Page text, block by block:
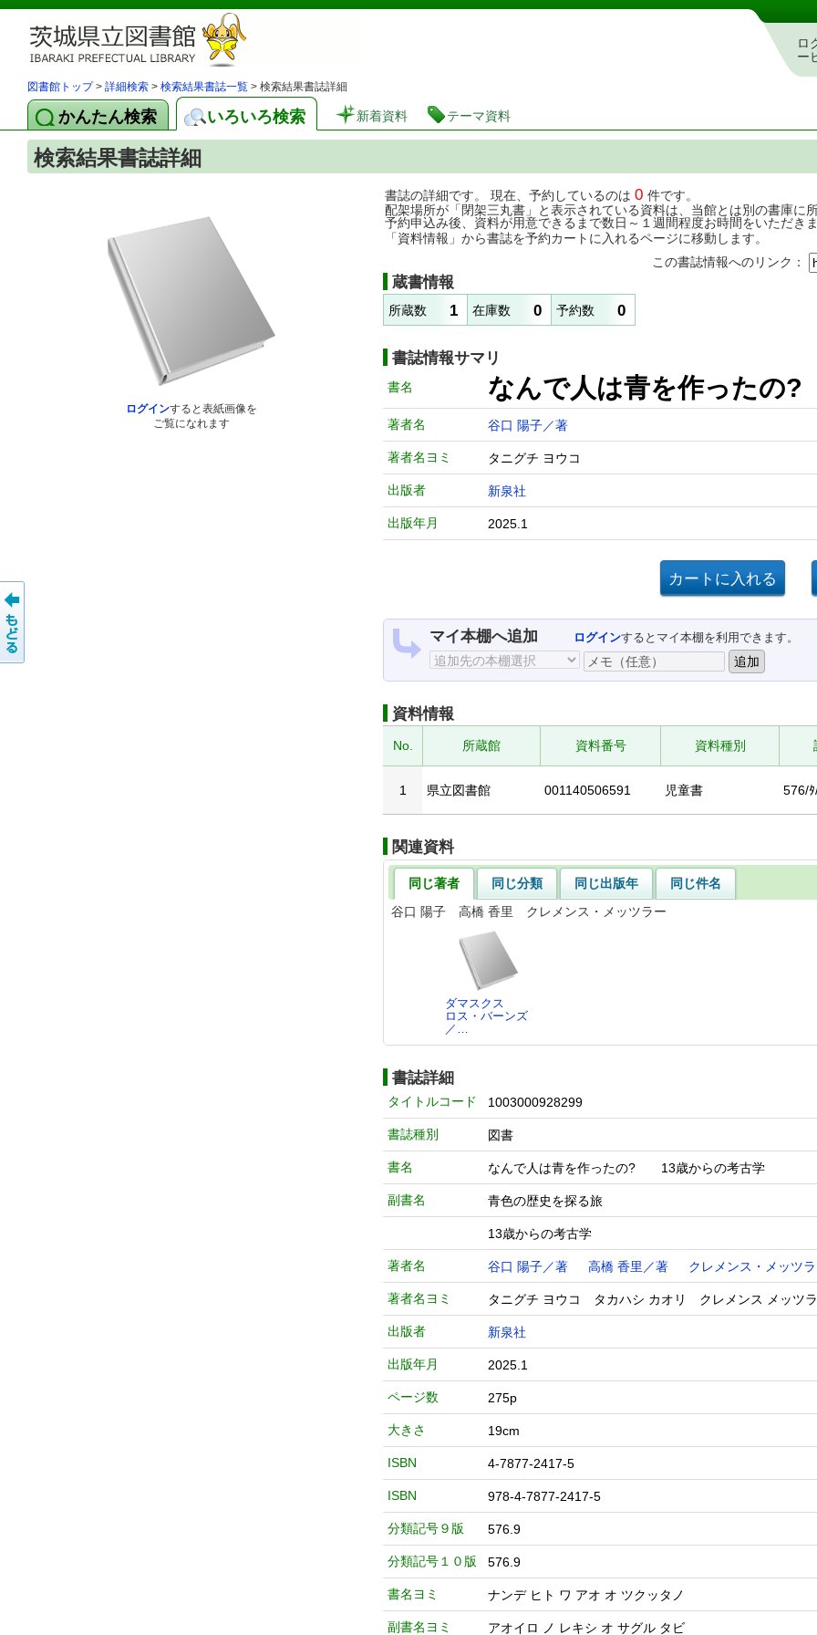
茨城県立図書館 蔵書検索・予約システム
ロ
ー
図書館トップ> 詳細検索 > 検索結果書誌一覧 > 検索結果書誌詳細
かんたん検索 いろいろ検索 新着資料 テーマ資料
検索結果書誌詳細
ログインすると表紙画像を
ご覧になれます
書誌の詳細です。 現在、予約しているのは 0 件です。
配架場所が「閉架三丸書」と表示されている資料は、当館とは別の書庫に
予約申込み後、資料が用意できるまで数日～１週間程度お時間をいただきま
「資料情報」から書誌を予約カートに入れるページに移動します。
この書誌情報へのリンク：
蔵書情報
所蔵数 1 在庫数 0 予約数 0
書誌情報サマリ
書名 なんで人は青を作った
著者名 谷口 陽子／著
著者名ヨミ タニグチ ヨウコ
出版者 新泉社
出版年月 2025.1
マイ本棚へ追加 ログインするとマイ本棚を利用できます。
資料情報
No. 所蔵館 資料番号 資料種別
1 県立図書館 001140506591 児童書 576/
関連資料
同じ著者 同じ分類 同じ出版年
同じ件名
谷口 陽子 高橋 香里 クレメンス・メッツラー
ダマスクス
ロス・バーンズ
／…
書誌詳細
タイトルコード 1003000928299
書誌種別 図書
書名 なんで人は青を作ったの? 13歳からの考古学
副書名 青色の歴史を探る旅
13歳からの考古学
著者名 谷口 陽子／著 高橋 香里／著 クレメンス・メッツ
著者名ヨミ タニグチ ヨウコ タカハシ カオリ クレメンス メッツ
出版者 新泉社
出版年月 2025.1
ページ数 275p
大きさ 19cm
ISBN 4-7877-2417-5
ISBN 978-4-7877-2417-5
分類記号９版 576.9
分類記号１０版 576.9
書名ヨミ ナンデ ヒト ワ アオ オ ツクッタノ
副書名ヨミ アオイロ ノ レキシ オ サグル タビ